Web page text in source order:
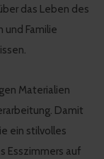
das Leben des
und Familie
Materialien
Damit
ein stilvolles
Esszimmers auf